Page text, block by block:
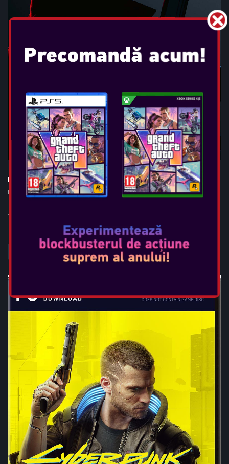
HITMAN 3
Data Lansării: ian 20, 2021
...
VEDEȚI MAI MULT